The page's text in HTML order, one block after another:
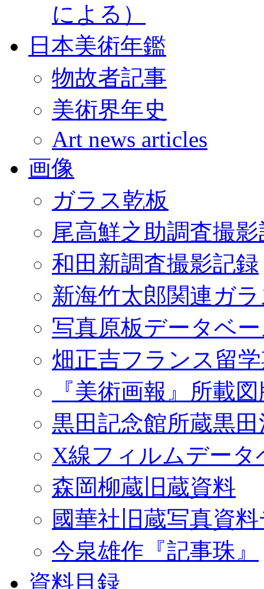
による）
日本美術年鑑
物故者記事
美術界年史
Art news articles
画像
ガラス乾板
尾高鮮之助調査撮
和田新調査撮影記録
新海竹太郎関連ガ
写真原板データベ
畑正吉フランス留
『美術画報』所載
黒田記念館所蔵黒
X線フィルムデータ
森岡柳蔵旧蔵資料
國華社旧蔵写真資
今泉雄作『記事珠』
資料目録